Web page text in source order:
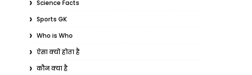
Science Facts
Sports GK
Who is Who
ऐसा क्यों होता है
कौन क्या है